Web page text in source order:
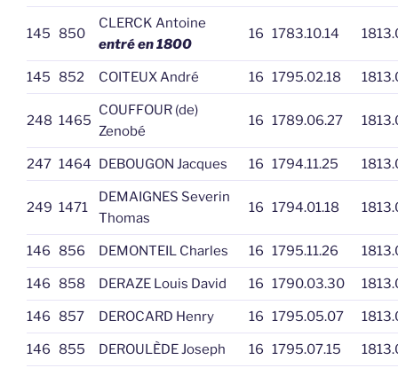
145 850
CLERCK Antoine
entré en 1800
16 1783.10.14
145 852 COITEUX André 16 1795.02.18
248 1465
COUFFOUR (de)
Zenobé
16 1789.06.27
247 1464 DEBOUGON Jacques 16 1794.11.25
249 1471
DEMAIGNES Severin
Thomas
16 1794.01.18
146 856 DEMONTEIL Charles 16 1795.11.26
146 858 DERAZE Louis David 16 1790.03.30
146 857 DEROCARD Henry 16 1795.05.07
146 855 DEROULÈDE Joseph 16 1795.07.15